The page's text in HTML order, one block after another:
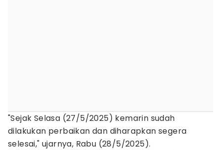
"Sejak Selasa (27/5/2025) kemarin sudah
dilakukan perbaikan dan diharapkan segera
selesai," ujarnya, Rabu (28/5/2025).